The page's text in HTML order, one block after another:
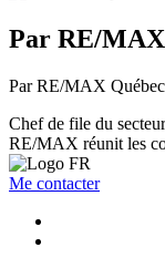
Par RE/MAX
Par RE/MAX Québec
Chef de file du
RE/MAX réunit les
Me contacter